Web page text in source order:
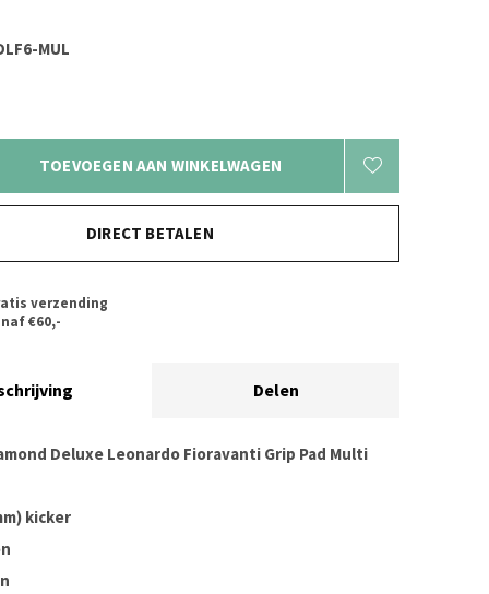
MUL
TOEVOEGEN AAN WINKELWAGEN
DIRECT BETALEN
verzending
€60,-
Delen
Deluxe Leonardo Fioravanti Grip Pad Multi
kicker